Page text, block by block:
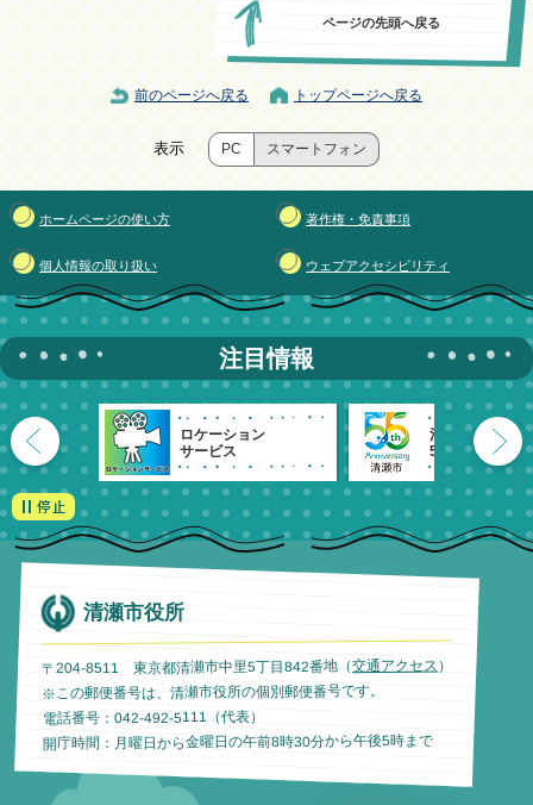
ページの先頭へ戻る
前のページへ戻る トップページへ戻る
表示 PC スマートフォン
ホームページの使い方 著作権・免責事項
個人情報の取り扱い ウェブアクセシビリティ
注目情報
ロケーション
サービス
清瀬市
55周年記念
清瀬市役所
〒204-8511 東京都清瀬市中里5丁目842番地（交通アクセス ）
※この郵便番号は、清瀬市役所の個別郵便番号です。
電話番号：042-492-5111（代表）
開庁時間：月曜日から金曜日の午前8時30分から午後5時まで